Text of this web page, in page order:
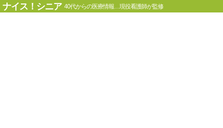
ナイス！シニア 40代からの医療情報…現役看護師が監修